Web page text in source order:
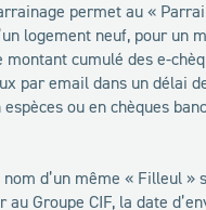
permet au «
logement neuf, pour
montant cumulé des e-
par email dans un délai
ou en chèques
nom d’un même « Filleul
Groupe CIF, la date